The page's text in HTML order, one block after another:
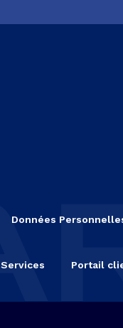
Données
Services Portail